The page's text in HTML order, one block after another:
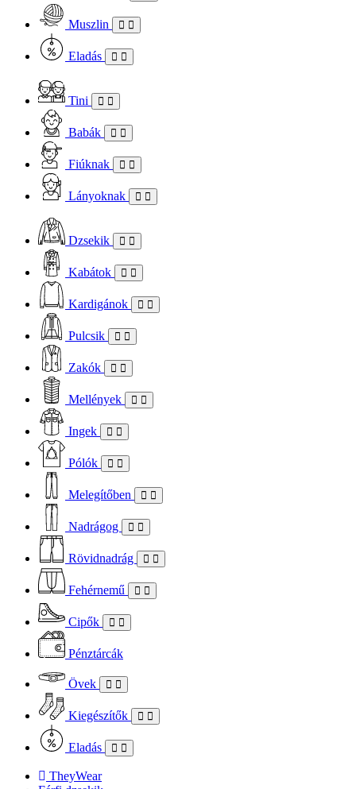
Muszlin
Eladás
Tini
Babák
Fiúknak
Lányoknak
Dzsekik
Kabátok
Kardigánok
Pulcsik
Zakók
Mellények
Ingek
Pólók
Melegítőben
Nadrágog
Rövidnadrág
Fehérnemű
Cipők
Pénztárcák
Övek
Kiegészítők
Eladás
TheyWear